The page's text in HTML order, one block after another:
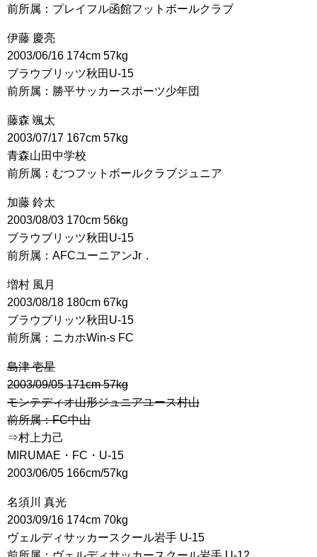
前所属：プレイフル函館フットボールクラブ
伊藤 慶亮
2003/06/16 174cm 57kg
ブラウブリッツ秋田U-15
前所属：勝平サッカースポーツ少年団
藤森 颯太
2003/07/17 167cm 57kg
青森山田中学校
前所属：むつフットボールクラブジュニア
加藤 鈴太
2003/08/03 170cm 56kg
ブラウブリッツ秋田U-15
前所属：AFCユーニアンJr．
増村 風月
2003/08/18 180cm 67kg
ブラウブリッツ秋田U-15
前所属：ニカホWin-s FC
島津 壱星
2003/09/05 171cm 57kg
モンテディオ山形ジュニアユース村山
前所属：FC中山
⇒村上力己
MIRUMAE・FC・U-15
2003/06/05 166cm/57kg
名須川 真光
2003/09/16 174cm 70kg
ヴェルディサッカースクール岩手 U-15